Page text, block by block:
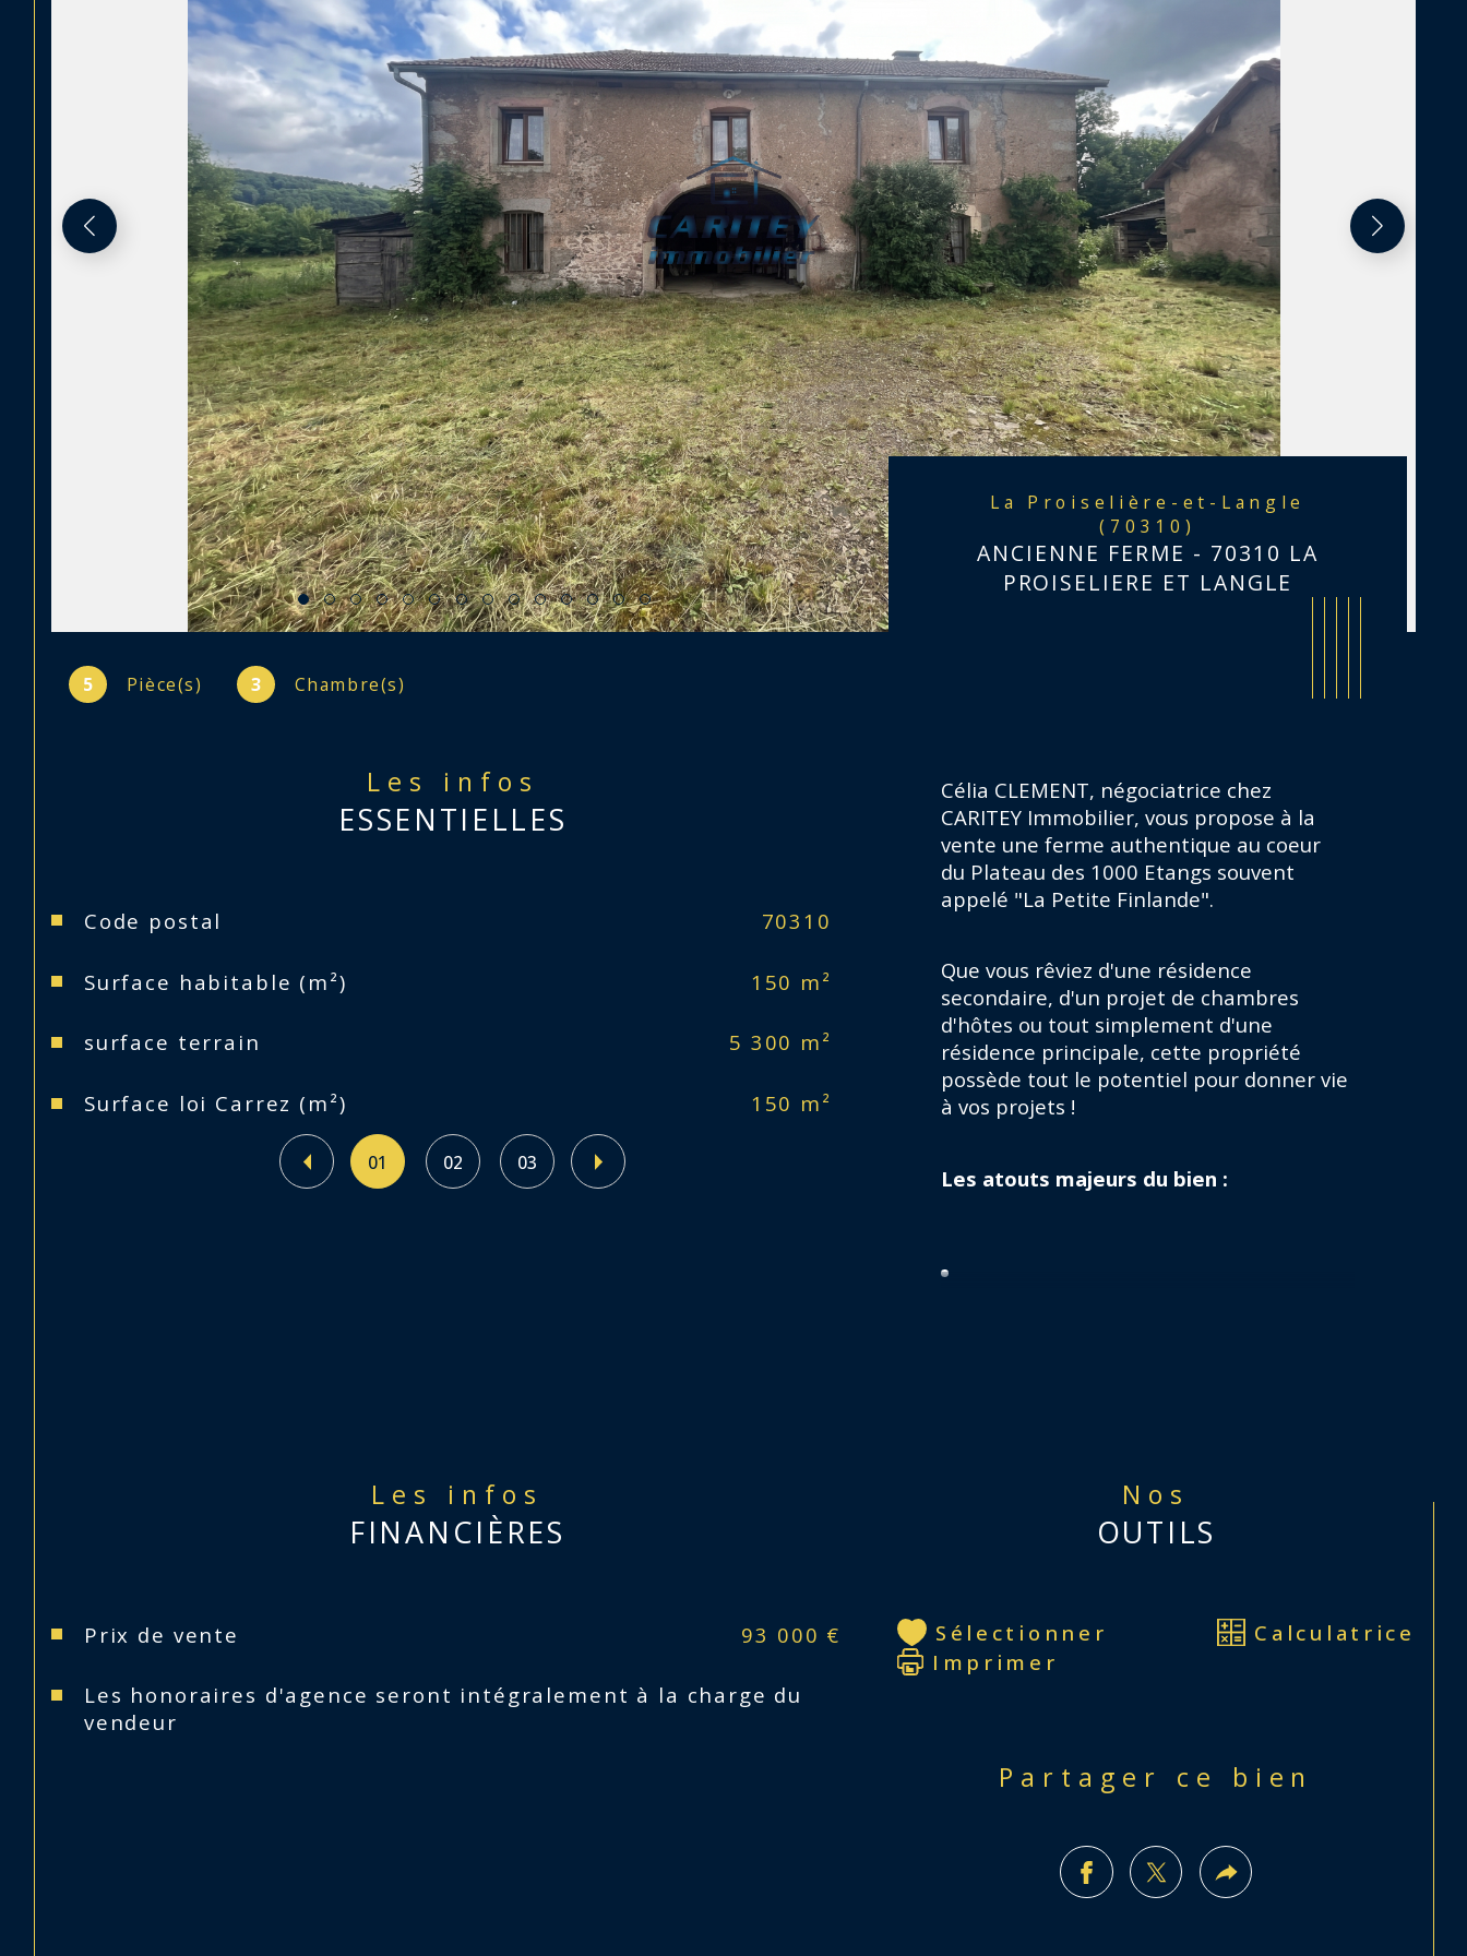
La Proiselière-et-Langle
(70310)
ANCIENNE FERME - 70310 LA
PROISELIERE ET LANGLE
5 Pièce(s) 3 Chambre(s)
Les infos
ESSENTIELLES
Caractéristiques Valeurs
Code postal 70310
Surface habitable (m²) 150 m²
surface terrain 5 300 m²
Surface loi Carrez (m²) 150 m²
Caractéristiques
Nombre de chambre(s)
Nombre de pièces
Nombre de niveaux
Nombre de garage
01 02 03
Célia CLEMENT, négociatrice chez
CARITEY Immobilier, vous propose à la
vente une ferme authentique au coeur
du Plateau des 1000 Etangs souvent
appelé "La Petite Finlande".
Que vous rêviez d'une résidence
secondaire, d'un projet de chambres
d'hôtes ou tout simplement d'une
résidence principale, cette propriété
possède tout le potentiel pour donner vie
à vos projets !
Les atouts majeurs du bien :
Grand terrain : + de 50 ares de
Emplacement recherché :
Les infos
FINANCIÈRES
Prix de vente 93 000 €
Les honoraires d'agence seront intégralement à la charge du
vendeur
Nos
OUTILS
Sélectionner
Calculatrice
Imprimer
Partager ce bien